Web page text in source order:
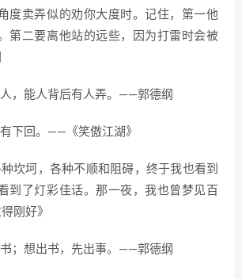
度卖弄似的劝你大度时。记住，第一他
第二要离他站的远些，因为打雷时会被
，能人背后有人弄。——郭德纲
下回。——《笑傲江湖》
坎坷，各种不顺和阻碍，终于我也看到
到了灯彩佳话。那一夜，我也曾梦见百
刚好》
；想出书，先出事。——郭德纲